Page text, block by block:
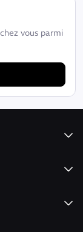
vous parmi